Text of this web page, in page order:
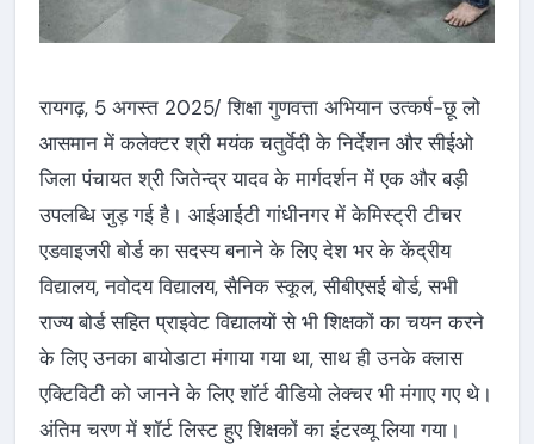
रायगढ़, 5 अगस्त 2025/ शिक्षा गुणवत्ता अभियान उत्कर्ष-छू लो
आसमान में कलेक्टर श्री मयंक चतुर्वेदी के निर्देशन और सीईओ
जिला पंचायत श्री जितेन्द्र यादव के मार्गदर्शन में एक और बड़ी
उपलब्धि जुड़ गई है। आईआईटी गांधीनगर में केमिस्ट्री टीचर
एडवाइजरी बोर्ड का सदस्य बनाने के लिए देश भर के केंद्रीय
विद्यालय, नवोदय विद्यालय, सैनिक स्कूल, सीबीएसई बोर्ड, सभी
राज्य बोर्ड सहित प्राइवेट विद्यालयों से भी शिक्षकों का चयन करने
के लिए उनका बायोडाटा मंगाया गया था, साथ ही उनके क्लास
एक्टिविटी को जानने के लिए शॉर्ट वीडियो लेक्चर भी मंगाए गए थे।
अंतिम चरण में शॉर्ट लिस्ट हुए शिक्षकों का इंटरव्यू लिया गया।